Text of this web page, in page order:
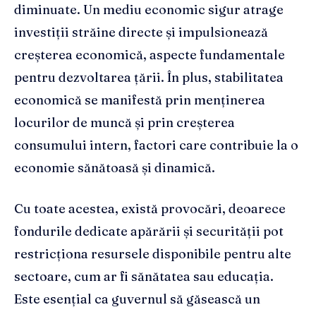
diminuate. Un mediu economic sigur atrage
investiții străine directe și impulsionează
creșterea economică, aspecte fundamentale
pentru dezvoltarea țării. În plus, stabilitatea
economică se manifestă prin menținerea
locurilor de muncă și prin creșterea
consumului intern, factori care contribuie la o
economie sănătoasă și dinamică.
Cu toate acestea, există provocări, deoarece
fondurile dedicate apărării și securității pot
restricționa resursele disponibile pentru alte
sectoare, cum ar fi sănătatea sau educația.
Este esențial ca guvernul să găsească un